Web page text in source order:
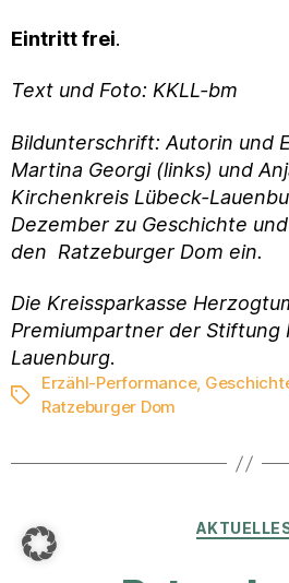
Eintritt frei.
Text und Foto: KKLL-bm
Bildunterschrift: Autorin und
Martina Georgi (links) und
Kirchenkreis Lübeck-
Dezember zu Geschichte
den Ratzeburger Dom ein.
Die Kreissparkasse
Premiumpartner der Stiftung
Lauenburg.
Schlagwörter
Erzähl-Performance,
Ratzeburger Dom